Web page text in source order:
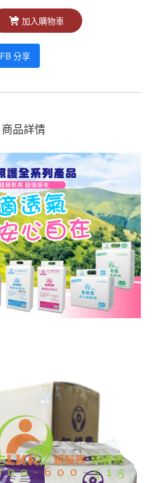
加入購物車
FB 分享
商品詳情